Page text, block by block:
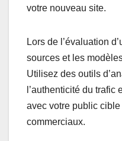
votre nouveau site.
Lors de l’évaluation
sources et les
Utilisez des outils
l’authenticité du trafic
avec votre public
commerciaux.